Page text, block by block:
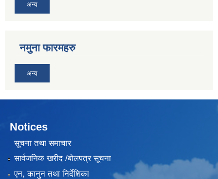
अन्य
नमुना फारमहरु
अन्य
Notices
सूचना तथा समाचार
सार्वजनिक खरीद /बोलपत्र सूचना
एन, कानुन तथा निर्देशिका